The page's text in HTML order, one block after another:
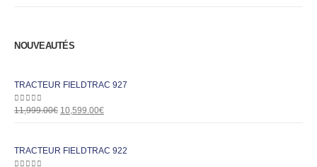
NOUVEAUTÉS
TRACTEUR FIELDTRAC 927
0out of 5
11,999.00€ 10,599.00€
TRACTEUR FIELDTRAC 922